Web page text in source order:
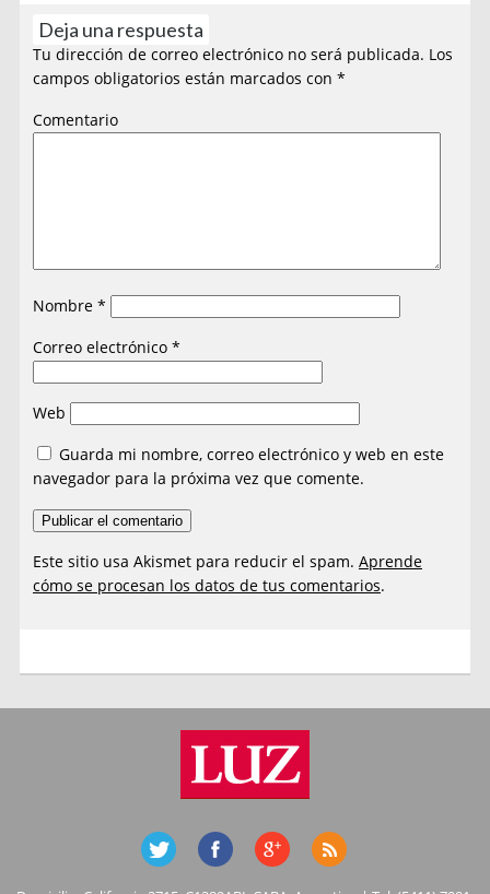
Deja una respuesta
Tu dirección de correo electrónico no será publicada. Los
campos obligatorios están marcados con*
Comentario
Nombre*
Correo electrónico*
Web
Guarda mi nombre, correo electrónico y web en este
navegador para la próxima vez que comente.
Este sitio usa Akismet para reducir el spam.Aprende
cómo se procesan los datos de tus comentarios.